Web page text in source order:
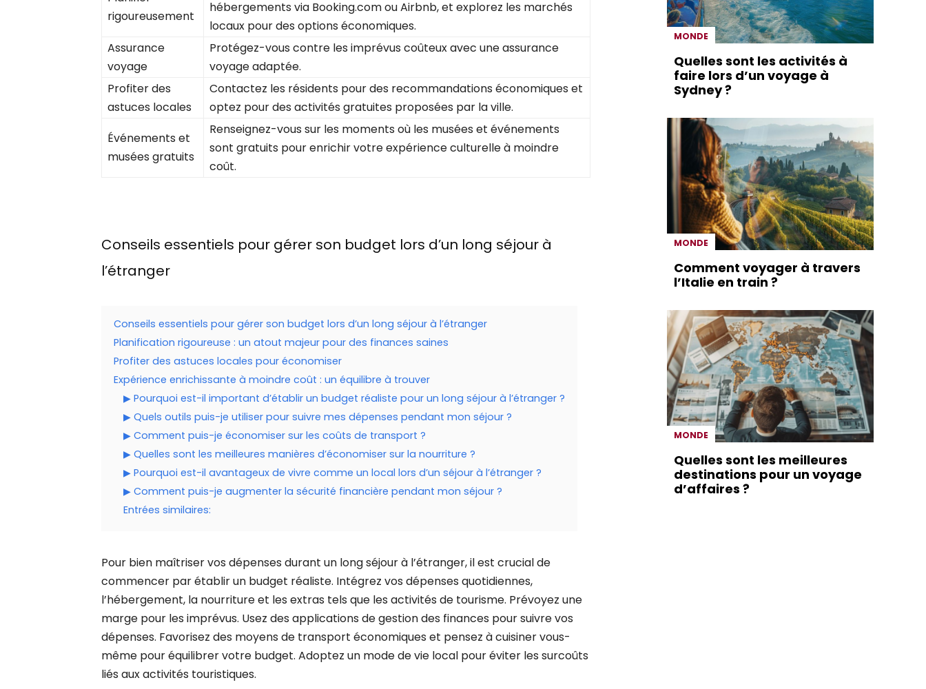
rigoureusement
hébergements via Booking.com ou Airbnb, et explorez les marchés
locaux pour des options économiques.
Assurance
voyage
Protégez-vous contre les imprévus coûteux avec une assurance
voyage adaptée.
Profiter des
astuces locales
Contactez les résidents pour des recommandations économiques et
optez pour des activités gratuites proposées par la ville.
Événements et
musées gratuits
Renseignez-vous sur les moments où les musées et événements
sont gratuits pour enrichir votre expérience culturelle à moindre
coût.
Conseils essentiels pour gérer son budget lors d’un long séjour à
l’étranger
Conseils essentiels pour gérer son budget lors d’un long séjour à l’étranger
Planification rigoureuse : un atout majeur pour des finances saines
Profiter des astuces locales pour économiser
Expérience enrichissante à moindre coût : un équilibre à trouver
▶ Pourquoi est-il important d’établir un budget réaliste pour un long séjour à l’étranger ?
▶ Quels outils puis-je utiliser pour suivre mes dépenses pendant mon séjour ?
▶ Comment puis-je économiser sur les coûts de transport ?
▶ Quelles sont les meilleures manières d’économiser sur la nourriture ?
▶ Pourquoi est-il avantageux de vivre comme un local lors d’un séjour à l’étranger ?
▶ Comment puis-je augmenter la sécurité financière pendant mon séjour ?
Entrées similaires:
Pour bien maîtriser vos dépenses durant un long séjour à l’étranger, il est crucial de
commencer par établir un budget réaliste. Intégrez vos dépenses quotidiennes,
l’hébergement, la nourriture et les extras tels que les activités de tourisme. Prévoyez une
marge pour les imprévus. Usez des applications de gestion des finances pour suivre vos
dépenses. Favorisez des moyens de transport économiques et pensez à cuisiner vous-
même pour équilibrer votre budget. Adoptez un mode de vie local pour éviter les surcoûts
liés aux activités touristiques.
MONDE
Quelles sont les activités à
faire lors d’un voyage à
Sydney ?
MONDE
Comment voyager à travers
l’Italie en train ?
MONDE
Quelles sont les meilleures
destinations pour un voyage
d’affaires ?